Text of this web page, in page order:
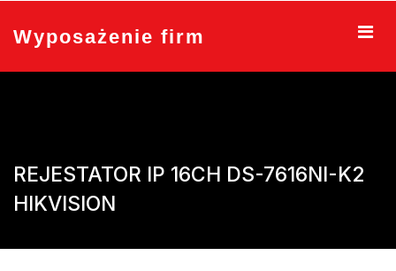
content
Wyposażenie firm
REJESTATOR IP 16CH DS-7616NI-K2
HIKVISION